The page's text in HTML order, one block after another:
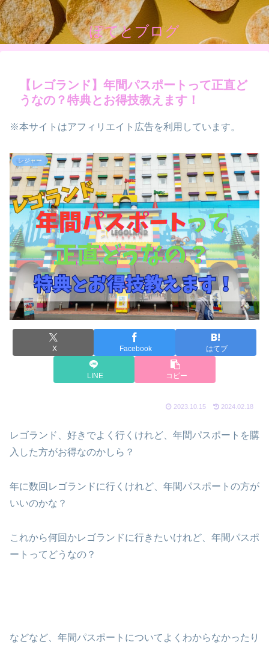
ぽてとブログ
【レゴランド】年間パスポートって正直ど
うなの？特典とお得技教えます！
※本サイトはアフィリエイト広告を利用しています。
レジャー
X Facebook はてブ
LINE コピー
2023.10.15 2024.02.18
レゴランド、好きでよく行くけれど、年間パスポートを購
入した方がお得なのかしら？
年に数回レゴランドに行くけれど、年間パスポートの方が
いいのかな？
これから何回かレゴランドに行きたいけれど、年間パスポ
ートってどうなの？
などなど、年間パスポートについてよくわからなかったり